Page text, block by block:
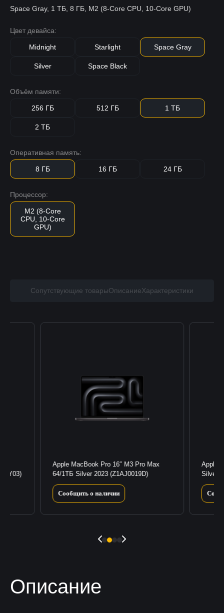
Space Gray, 1 ТБ, 8 ГБ, M2 (8-Core CPU, 10-Core GPU)
Цвет девайса:
Midnight Starlight Space Gray
Silver Space Black
Объём памяти:
256 ГБ 512 ГБ 1 ТБ
2 ТБ
Оперативная память:
8 ГБ 16 ГБ 24 ГБ
Процессор:
M2 (8-Core
CPU, 10-Core
GPU)
Сопутствующие товарыОписаниеХарактеристики
Apple MacBook Pro 16″ M3 Pro Max
64/1ТБ Silver 2023 (Z1AJ0019D)
Сообщить о наличии
Apple
Silver
Описание